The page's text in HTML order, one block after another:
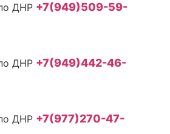
+7(949)509-59-
+7(949)442-46-
+7(977)270-47-